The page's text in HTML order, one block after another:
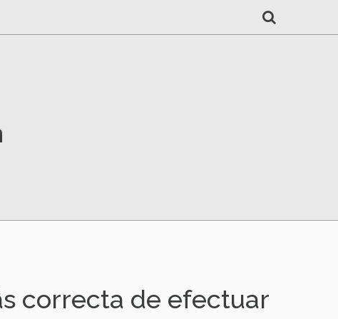
correcta de efectuar